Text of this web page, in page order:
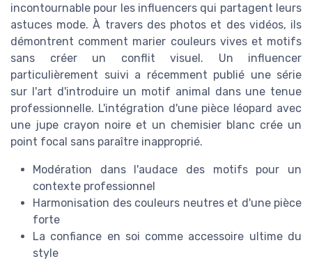
incontournable pour les influencers qui partagent leurs
astuces mode. À travers des photos et des vidéos, ils
démontrent comment marier couleurs vives et motifs
sans créer un conflit visuel. Un influencer
particulièrement suivi a récemment publié une série
sur l'art d'introduire un motif animal dans une tenue
professionnelle. L'intégration d'une pièce léopard avec
une jupe crayon noire et un chemisier blanc crée un
point focal sans paraître inapproprié.
Modération dans l'audace des motifs pour un
contexte professionnel
Harmonisation des couleurs neutres et d'une pièce
forte
La confiance en soi comme accessoire ultime du
style